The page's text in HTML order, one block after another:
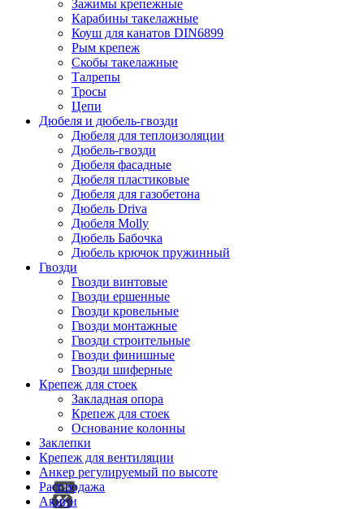
Зажимы крепежные
Карабины такелажные
Коуш для канатов DIN6899
Рым крепеж
Скобы такелажные
Талрепы
Тросы
Цепи
Дюбеля и дюбель-гвозди
Дюбеля для теплоизоляции
Дюбель-гвозди
Дюбеля фасадные
Дюбеля пластиковые
Дюбеля для газобетона
Дюбель Driva
Дюбеля Molly
Дюбель Бабочка
Дюбель крючок пружинный
Гвозди
Гвозди винтовые
Гвозди ершенные
Гвозди кровельные
Гвозди монтажные
Гвозди строительные
Гвозди финишные
Гвозди шиферные
Крепеж для стоек
Закладная опора
Крепеж для стоек
Основание колонны
Заклепки
Крепеж для вентиляции
Анкер регулируемый по высоте
Распродажа
Акции